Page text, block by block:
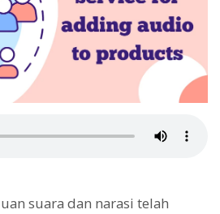
suara dan narasi telah